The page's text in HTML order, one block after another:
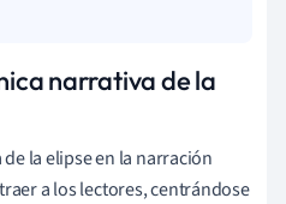
narrativa de la
la elipse en la narración
a los lectores, centrándose